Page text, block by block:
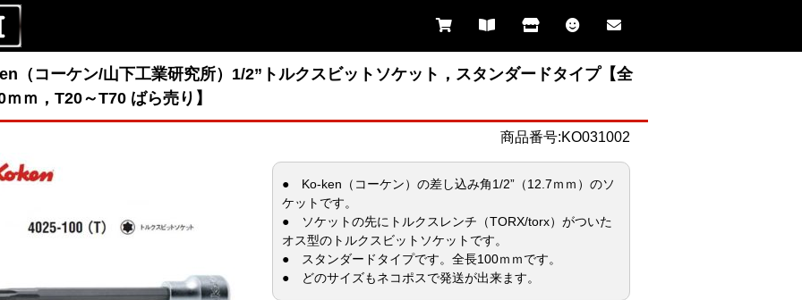
（コーケン/山下工業研究所）1/2”トルクスビットソケット，スタンダードタイプ【全
ｍｍ，T20～T70 ばら売り】
商品番号:KO031002
● Ko-ken（コーケン）の差し込み角1/2”（12.7ｍｍ）のソ
ケットです。
● ソケットの先にトルクスレンチ（TORX/torx）がついた
オス型のトルクスビットソケットです。
● スタンダードタイプです。全長100ｍｍです。
● どのサイズもネコポスで発送が出来ます。